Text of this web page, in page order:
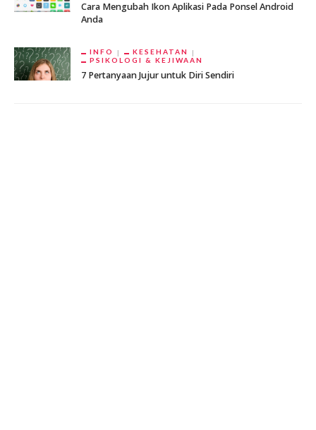
Cara Mengubah Ikon Aplikasi Pada Ponsel Android
Anda
INFO
KESEHATAN
PSIKOLOGI & KEJIWAAN
7 Pertanyaan Jujur untuk Diri Sendiri